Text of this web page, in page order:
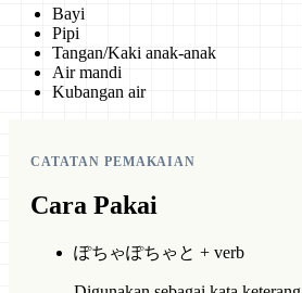
Bayi
Pipi
Tangan/Kaki anak-anak
Air mandi
Kubangan air
CATATAN PEMAKAIAN
Cara Pakai
ぽちゃぽちゃと + verb